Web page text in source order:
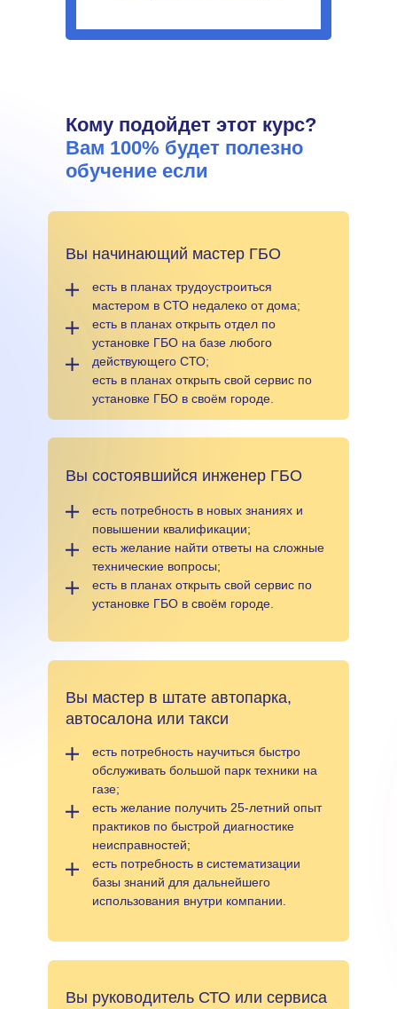
Кому подойдет этот курс?
Вам 100% будет полезно
обучение если
Вы начинающий мастер ГБО
есть в планах трудоустроиться
мастером в СТО недалеко от дома;
есть в планах открыть отдел по
установке ГБО на базе любого
действующего СТО;
есть в планах открыть свой сервис по
установке ГБО в своём городе.
Вы мастер в штате автопарка,
автосалона или такси
есть потребность научиться быстро
обслуживать большой парк техники на
газе;
есть желание получить 25-летний опыт
практиков по быстрой диагностике
неисправностей;
есть потребность в систематизации
базы знаний для дальнейшего
использования внутри компании.
Вы состоявшийся инженер ГБО
есть потребность в новых знаниях и
повышении квалификации;
есть желание найти ответы на сложные
технические вопросы;
есть в планах открыть свой сервис по
установке ГБО в своём городе.
Вы руководитель СТО или сервиса